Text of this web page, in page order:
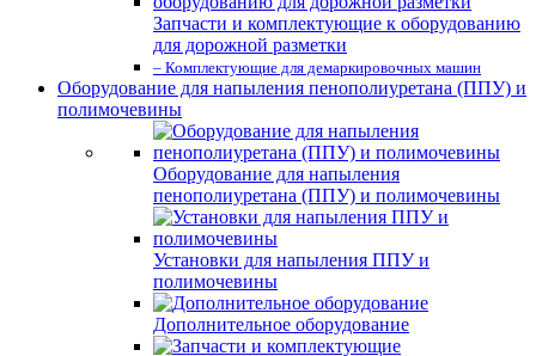
Запчасти и комплектующие к оборудованию
для дорожной разметки
– Комплектующие для демаркировочных машин
Оборудование для напыления пенополиуретана (ППУ) и
полимочевины
Оборудование для напыления
пенополиуретана (ППУ) и полимочевины
Установки для напыления ППУ и
полимочевины
Дополнительное оборудование